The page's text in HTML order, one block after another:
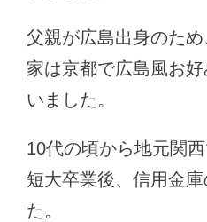
父親が広島出身のた
家は京都で広島風お
いました。
10代の頃から地元関
短大卒業後、信用金
た。